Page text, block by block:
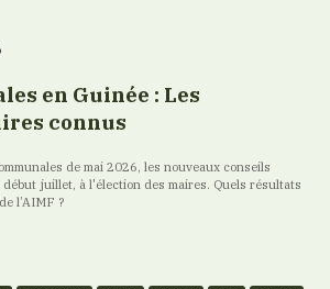
en Guinée : Les
connus
de mai 2026, les nouveaux conseils
juillet, à l'élection des maires. Quels résultats
l’AIMF ?